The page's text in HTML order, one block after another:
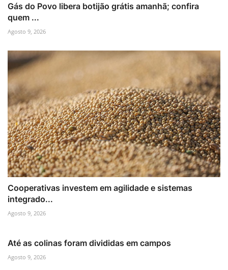
Gás do Povo libera botijão grátis amanhã; confira
quem ...
Agosto 9, 2026
Cooperativas investem em agilidade e sistemas
integrado...
Agosto 9, 2026
Até as colinas foram divididas em campos
Agosto 9, 2026